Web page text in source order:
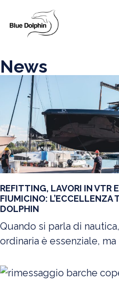
News
REFITTING, LAVORI IN VTR
FIUMICINO: L’ECCELLENZA
DOLPHIN
Quando si parla di
ordinaria è essenziale, ma